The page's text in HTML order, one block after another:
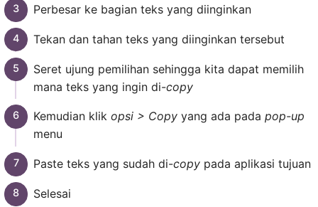
Perbesar ke bagian teks yang diinginkan
Tekan dan tahan teks yang diinginkan tersebut
Seret ujung pemilihan sehingga kita dapat memilih
mana teks yang ingin di-copy
Kemudian klik opsi > Copyyang ada pada pop-up
menu
Paste teks yang sudah di-copypada aplikasi tujuan
Selesai